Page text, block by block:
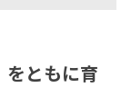
をともに育